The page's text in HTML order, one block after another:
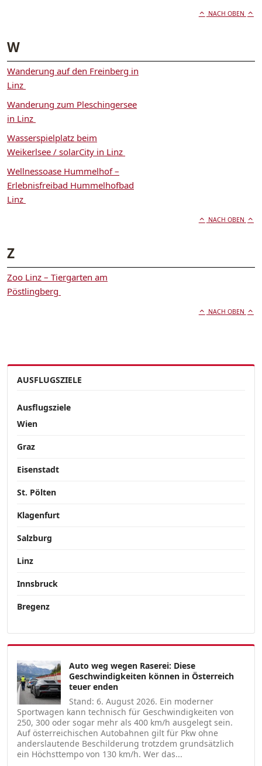
NACH OBEN
W
Wanderung auf den Freinberg in
Linz
Wanderung zum Pleschingersee
in Linz
Wasserspielplatz beim
Weikerlsee / solarCity in Linz
Wellnessoase Hummelhof –
Erlebnisfreibad Hummelhofbad
Linz
NACH OBEN
Z
Zoo Linz – Tiergarten am
Pöstlingberg
NACH OBEN
AUSFLUGSZIELE
Ausflugsziele
Wien
Graz
Eisenstadt
St. Pölten
Klagenfurt
Salzburg
Linz
Innsbruck
Bregenz
Auto weg wegen Raserei: Diese
Geschwindigkeiten können in Österreich
teuer enden
Stand: 6. August 2026. Ein moderner
Sportwagen kann technisch für Geschwindigkeiten von
250, 300 oder sogar mehr als 400 km/h ausgelegt sein.
Auf österreichischen Autobahnen gilt für Pkw ohne
anderslautende Beschilderung trotzdem grundsätzlich
ein Höchsttempo von 130 km/h. Wer das...